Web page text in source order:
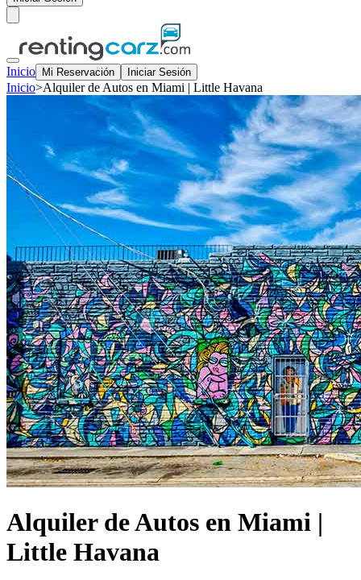
Inicio Mi Reservación Iniciar Sesión
Inicio>Alquiler de Autos en Miami | Little Havana
Alquiler de Autos en Miami |
Little Havana